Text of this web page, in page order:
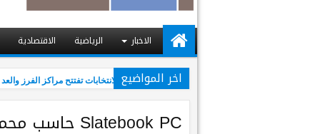
الاخبار الرياضية الاقتصادية
اخر المواضيع02:41 AM مفوضية الانتخابات تفتتح مراكز الفرز والعد في